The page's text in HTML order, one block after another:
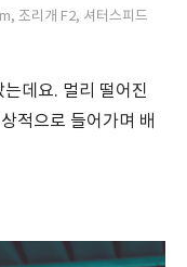
조리개 F2, 셔터스피드
데요. 멀리 떨어진
적으로 들어가며 배